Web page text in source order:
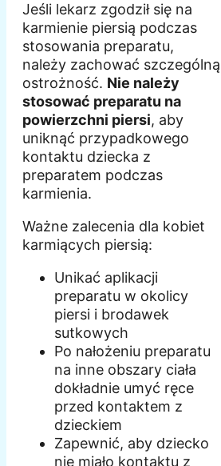
Jeśli lekarz zgodził się na
karmienie piersią podczas
stosowania preparatu,
należy zachować szczególną
ostrożność. Nie należy
stosować preparatu na
powierzchni piersi, aby
uniknąć przypadkowego
kontaktu dziecka z
preparatem podczas
karmienia.
Ważne zalecenia dla kobiet
karmiących piersią:
Unikać aplikacji
preparatu w okolicy
piersi i brodawek
sutkowych
Po nałożeniu preparatu
na inne obszary ciała
dokładnie umyć ręce
przed kontaktem z
dzieckiem
Zapewnić, aby dziecko
nie miało kontaktu z